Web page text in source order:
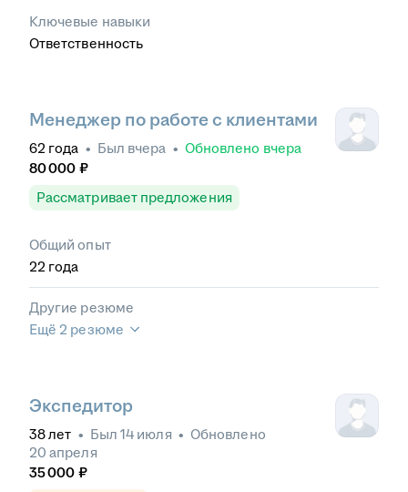
Ключевые навыки
Ответственность
Менеджер по работе с клиентами
62 года • Был вчера • Обновлено вчера
80 000 ₽
Рассматривает предложения
Общий опыт
22 года
Другие резюме
Ещё 2 резюме
Экспедитор
38лет • Был 14 июля • Обновлено
20 апреля
35 000 ₽